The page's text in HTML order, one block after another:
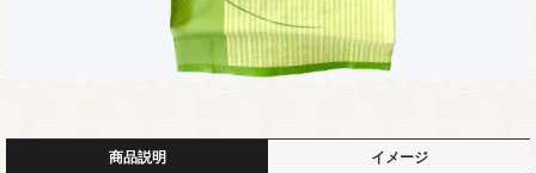
商品説明 イメージ